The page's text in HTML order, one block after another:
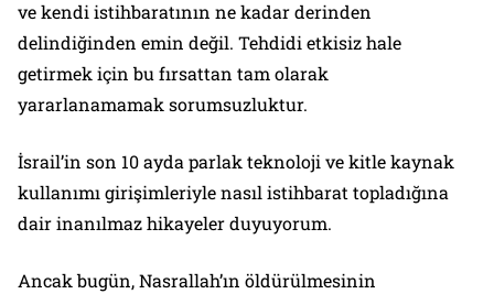
ve kendi istihbaratının ne kadar derinden
delindiğinden emin değil. Tehdidi etkisiz hale
getirmek için bu fırsattan tam olarak
yararlanamamak sorumsuzluktur.
İsrail’in son 10 ayda parlak teknoloji ve kitle kaynak
kullanımı girişimleriyle nasıl istihbarat topladığına
dair inanılmaz hikayeler duyuyorum.
Ancak bugün, Nasrallah’ın öldürülmesinin